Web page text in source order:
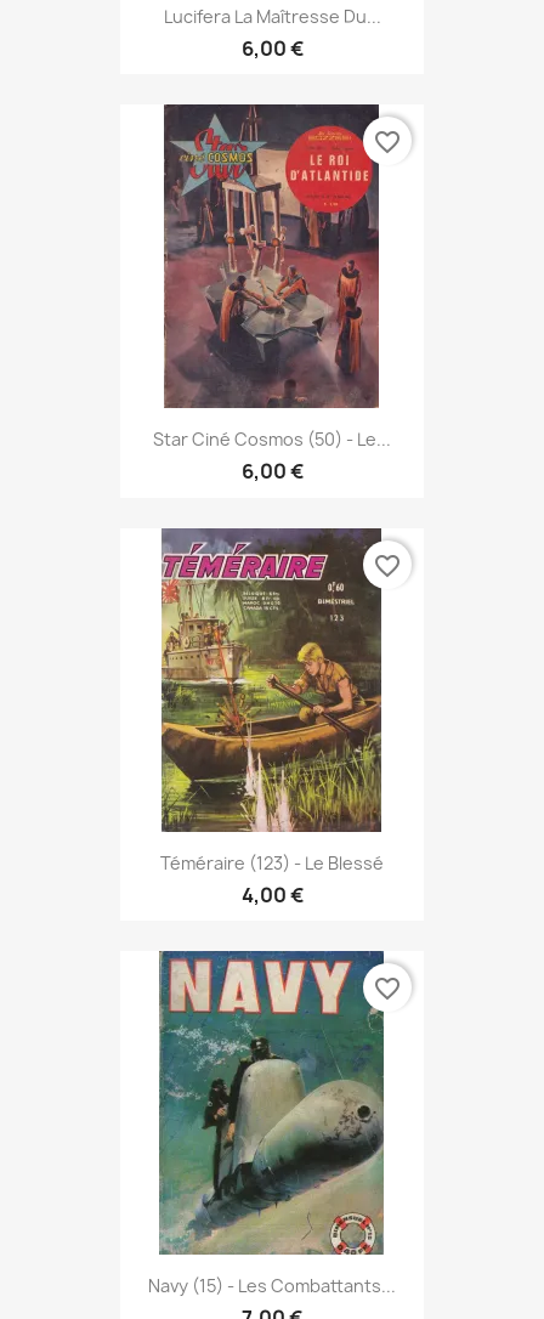
Lucifera La Maîtresse Du...
6,00 €
Star Ciné Cosmos (50) - Le...
6,00 €
favorite_border
Téméraire (123) - Le Blessé
4,00 €
favorite_border
Navy (15) - Les Combattants...
favorite_border